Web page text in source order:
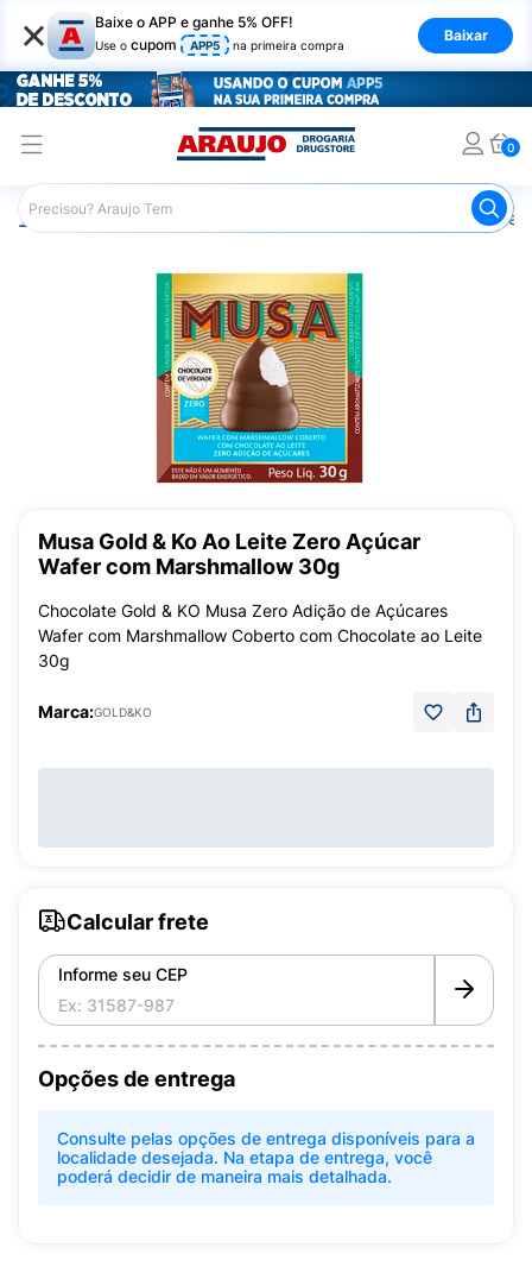
× Baixe o APP e ganhe 5% OFF!
Use o cupom APP5 na primeira compra
Baixar
0
Araujo Nutrição Saudável Chocolate
Musa Gold & Ko Ao Leite Zero Açúcar
Wafer com Marshmallow 30g
Chocolate Gold & KO Musa Zero Adição de Açúcares
Wafer com Marshmallow Coberto com Chocolate ao Leite
30g
Marca:GOLD&KO
Calcular frete
Informe seu CEP
Opções de entrega
Consulte pelas opções de entrega disponíveis para a
localidade desejada. Na etapa de entrega, você
poderá decidir de maneira mais detalhada.